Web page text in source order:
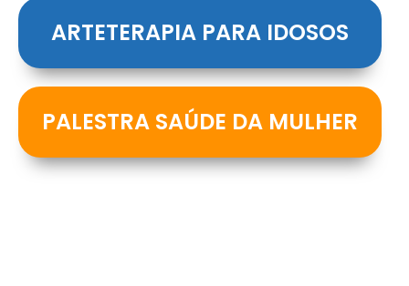
ARTETERAPIA PARA IDOSOS
PALESTRA SAÚDE DA MULHER